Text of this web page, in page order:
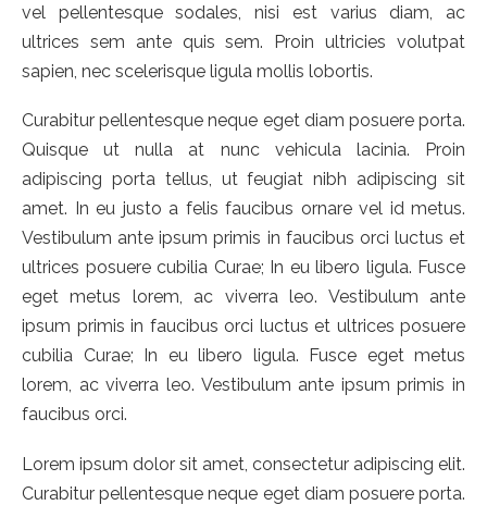
vel pellentesque sodales, nisi est varius diam, ac
ultrices sem ante quis sem. Proin ultricies volutpat
sapien, nec scelerisque ligula mollis lobortis.
Curabitur pellentesque neque eget diam posuere porta.
Quisque ut nulla at nunc vehicula lacinia. Proin
adipiscing porta tellus, ut feugiat nibh adipiscing sit
amet. In eu justo a felis faucibus ornare vel id metus.
Vestibulum ante ipsum primis in faucibus orci luctus et
ultrices posuere cubilia Curae; In eu libero ligula. Fusce
eget metus lorem, ac viverra leo. Vestibulum ante
ipsum primis in faucibus orci luctus et ultrices posuere
cubilia Curae; In eu libero ligula. Fusce eget metus
lorem, ac viverra leo. Vestibulum ante ipsum primis in
faucibus orci.
Lorem ipsum dolor sit amet, consectetur adipiscing elit.
Curabitur pellentesque neque eget diam posuere porta.